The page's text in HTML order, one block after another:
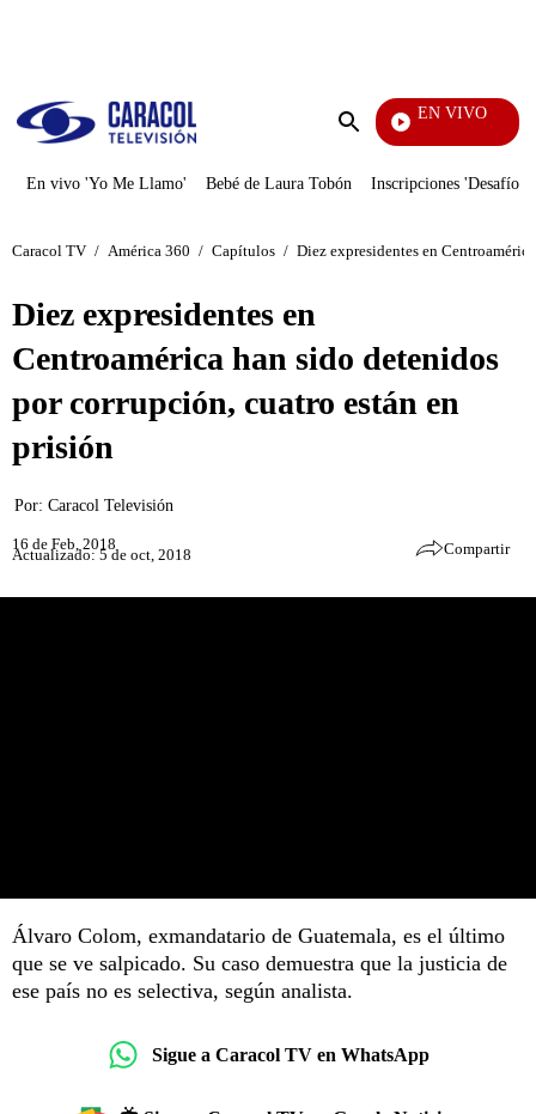
Enviar
EN VIVO
Mi Pecado
En vivo 'Yo Me Llamo' Bebé de Laura Tobón Inscripciones 'Desafío'
Caracol TV / América 360 / Capítulos / Diez expresidentes en
Diez expresidentes en
Centroamérica han sido detenidos
por corrupción, cuatro están en
prisión
Por: Caracol Televisión
16 de Feb, 2018
Actualizado: 5 de oct, 2018 Compartir
Álvaro Colom, exmandatario de Guatemala, es el último
que se ve salpicado. Su caso demuestra que la justicia de
ese país no es selectiva, según analista.
Sigue a Caracol TV en WhatsApp